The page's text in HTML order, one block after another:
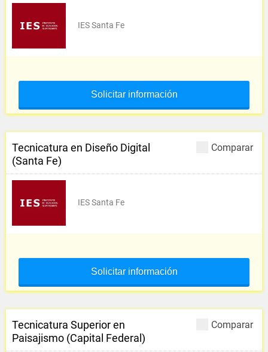
IES Santa Fe
Solicitar información
Comparar
Tecnicatura en Diseño Digital
(Santa Fe)
IES Santa Fe
Solicitar información
Comparar
Tecnicatura Superior en
Paisajismo (Capital Federal)